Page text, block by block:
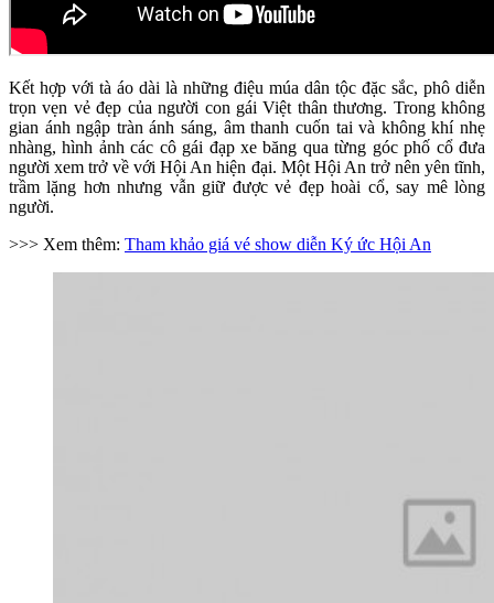
Kết hợp với tà áo dài là những điệu múa dân tộc đặc sắc, phô diễn
trọn vẹn vẻ đẹp của người con gái Việt thân thương. Trong không
gian ánh ngập tràn ánh sáng, âm thanh cuốn tai và không khí nhẹ
nhàng, hình ảnh các cô gái đạp xe băng qua từng góc phố cổ đưa
người xem trở về với Hội An hiện đại. Một Hội An trở nên yên tĩnh,
trầm lặng hơn nhưng vẫn giữ được vẻ đẹp hoài cổ, say mê lòng
người.
>>> Xem thêm: Tham khảo giá vé show diễn Ký ức Hội An